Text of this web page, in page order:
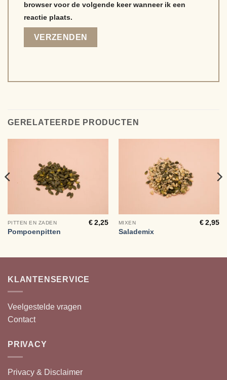
browser voor de volgende keer wanneer ik een
reactie plaats.
GERELATEERDE PRODUCTEN
PITTEN EN ZADEN
Pompoenpitten
€ 2,25 MIXEN
Salademix
€ 2,95
KLANTENSERVICE
Veelgestelde vragen
Contact
PRIVACY
Privacy & Disclaimer